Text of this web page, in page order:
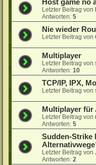
Host game no
Letzter Beitrag von
Antworten:5
Nie wieder
Letzter Beitrag von
Multiplayer
Letzter Beitrag von
Antworten:10
TCP/IP, IPX,
Letzter Beitrag von
Multiplayer für
Letzter Beitrag von
Antworten:5
Sudden-Strike
Letzter Beitrag von
Antworten:2